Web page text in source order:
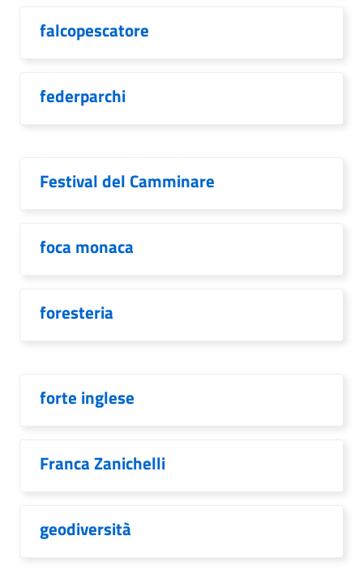
falcopescatore
federparchi
Festival del Camminare
foca monaca
foresteria
forte inglese
Franca Zanichelli
geodiversità